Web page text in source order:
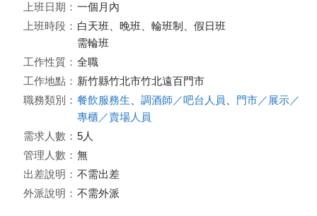
上班日期： 一個月內
上班時段： 白天班、晚班、輪班制、假日班
需輪班
工作性質： 全職
工作地點： 新竹縣竹北市竹北遠百門市
職務類別： 餐飲服務生 調酒師／吧台人員
門市／展示／
專櫃／賣場人員
需求人數： 5人
管理人數： 無
出差說明： 不需出差
外派說明： 不需外派